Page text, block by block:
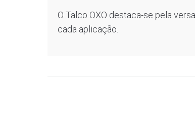
O Talco OXO destaca-se pela
cada aplicação.